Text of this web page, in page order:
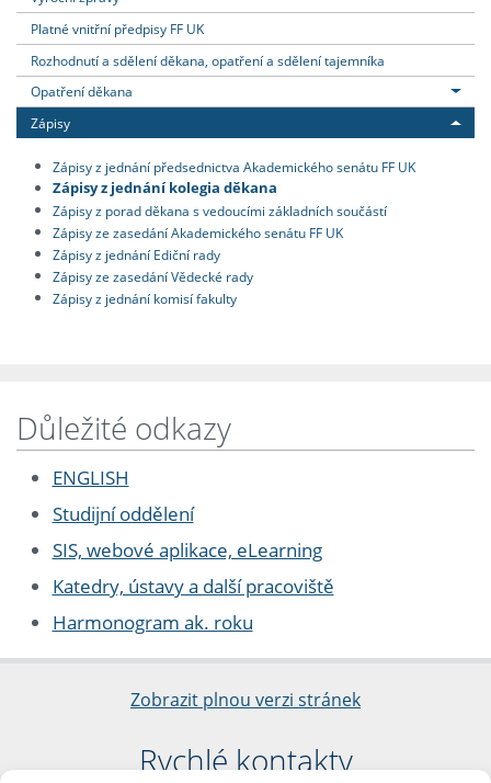
Platné vnitřní předpisy FF UK
Rozhodnutí a sdělení děkana, opatření a sdělení tajemníka
Opatření děkana
Zápisy
Zápisy z jednání předsednictva Akademického senátu FF UK
Zápisy z jednání kolegia děkana
Zápisy z porad děkana s vedoucími základních součástí
Zápisy ze zasedání Akademického senátu FF UK
Zápisy z jednání Ediční rady
Zápisy ze zasedání Vědecké rady
Zápisy z jednání komisí fakulty
Důležité odkazy
ENGLISH
Studijní oddělení
SIS, webové aplikace, eLearning
Katedry, ústavy a další pracoviště
Harmonogram ak. roku
Zobrazit plnou verzi stránek
Rychlé kontakty